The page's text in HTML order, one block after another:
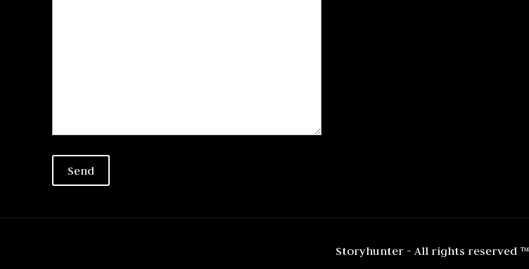
Storyhunter - All rights reserved